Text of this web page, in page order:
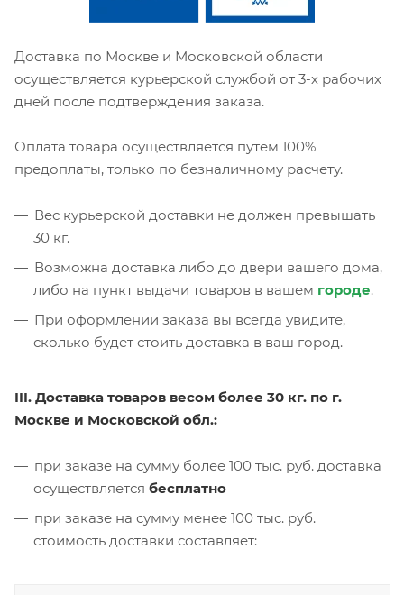
Доставка по Москве и Московской области
осуществляется курьерской службой от 3-х рабочих
дней после подтверждения заказа.
Оплата товара осуществляется путем 100%
предоплаты, только по безналичному расчету.
Вес курьерской доставки не должен превышать
30 кг.
Возможна доставка либо до двери вашего дома,
либо на пункт выдачи товаров в вашем городе.
При оформлении заказа вы всегда увидите,
сколько будет стоить доставка в ваш город.
III. Доставка товаров весом более 30 кг. по г.
Москве и Московской обл.:
при заказе на сумму более 100 тыс. руб. доставка
осуществляется бесплатно
при заказе на сумму менее 100 тыс. руб.
стоимость доставки составляет: